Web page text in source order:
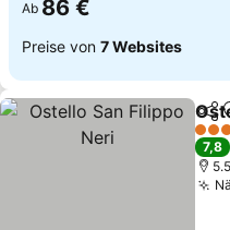
Ab 86 €
Preise von 7 Websites
3
7,8